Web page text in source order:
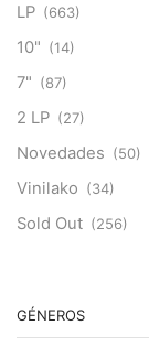
LP (663)
10" (14)
7" (87)
2 LP (27)
Novedades (50)
Vinilako (34)
Sold Out (256)
GÉNEROS